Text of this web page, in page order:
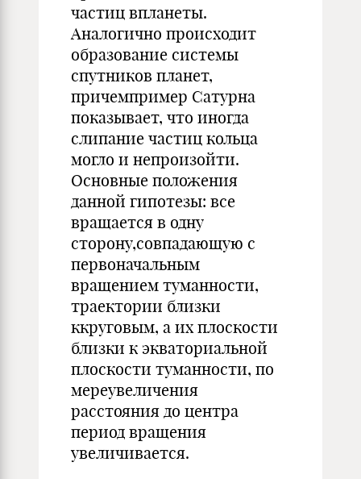
частиц впланеты.
Аналогично происходит
образование системы
спутников планет,
причемпример Сатурна
показывает, что иногда
слипание частиц кольца
могло и непроизойти.
Основные положения
данной гипотезы: все
вращается в одну
сторону,совпадающую с
первоначальным
вращением туманности,
траектории близки
ккруговым, а их плоскости
близки к экваториальной
плоскости туманности, по
мереувеличения
расстояния до центра
период вращения
увеличивается.